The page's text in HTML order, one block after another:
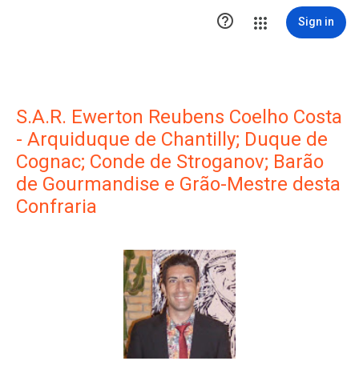
 Sign in
S.A.R. Ewerton Reubens Coelho Costa
- Arquiduque de Chantilly; Duque de
Cognac; Conde de Stroganov; Barão
de Gourmandise e Grão-Mestre desta
Confraria